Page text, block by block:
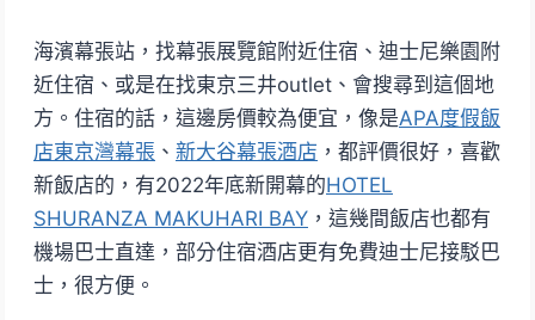
海濱幕張站，找幕張展覽館附近住宿、迪士尼樂園附
近住宿、或是在找東京三井outlet、會搜尋到這個地
方。住宿的話，這邊房價較為便宜，像是APA度假飯
店東京灣幕張 、 新大谷幕張酒店 ，都評價很好，喜歡
新飯店的，有2022年底新開幕的HOTEL
SHURANZA MAKUHARI BAY ，這幾間飯店也都有
機場巴士直達，部分住宿酒店更有免費迪士尼接駁巴
士，很方便。